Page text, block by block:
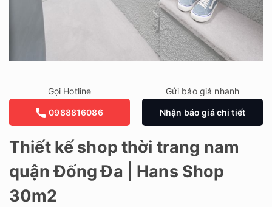
Thiết kế shop thời trang nam
quận Đống Đa | Hans Shop
30m2
Gọi Hotline
0988816086
Gửi báo giá nhanh
Nhận báo giá chi tiết